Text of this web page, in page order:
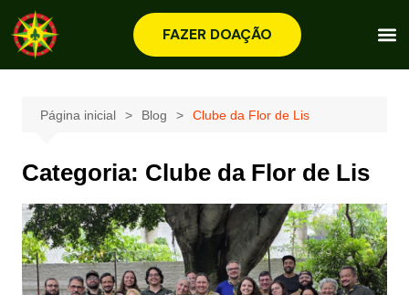
FAZER DOAÇÃO
Página inicial Blog Clube da Flor de Lis
Categoria: Clube da Flor de Lis